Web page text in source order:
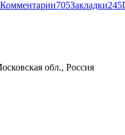
Комментарии705Закладки245
обл., Россия